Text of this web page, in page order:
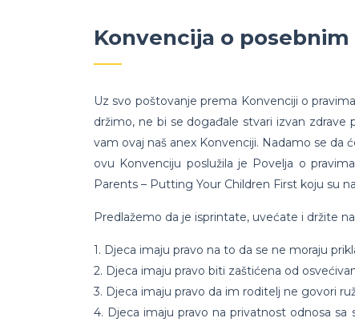
Konvencija o
Uz svo poštovanje prema Konvenciji o
držimo, ne bi se događale stvari izvan
vam ovaj naš anex Konvenciji. Nadamo se da
ovu Konvenciju poslužila je Povelja o
Parents – Putting Your Children First koju su
Predlažemo da je isprintate, uvećate i držite
1. Djeca imaju pravo na to da se ne moraju
2. Djeca imaju pravo biti zaštićena od
3. Djeca imaju pravo da im roditelj ne govori
4. Djeca imaju pravo na privatnost odnosa